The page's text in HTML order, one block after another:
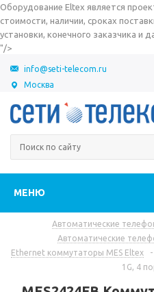
Оборудование Eltex является
стоимости, наличии, сроках
установки, конечного заказчика и
"/>
Москва
info@seti-telecom.ru
МЕНЮ
Автоматические
Автоматические
Ethernet коммутаторы MES Eltex
-
1G, 4